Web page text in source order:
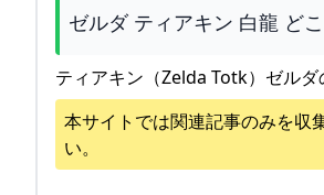
ゼルダ ティアキン 白龍 どこ
ティアキン（Zelda Totk）ゼル
本サイトでは関連記事のみを収
い。